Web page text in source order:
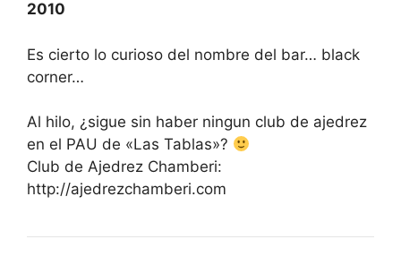
2010
Es cierto lo curioso del nombre del bar… black
corner…
Al hilo, ¿sigue sin haber ningun club de ajedrez
en el PAU de «Las Tablas»?
Club de Ajedrez Chamberi:
http://ajedrezchamberi.com